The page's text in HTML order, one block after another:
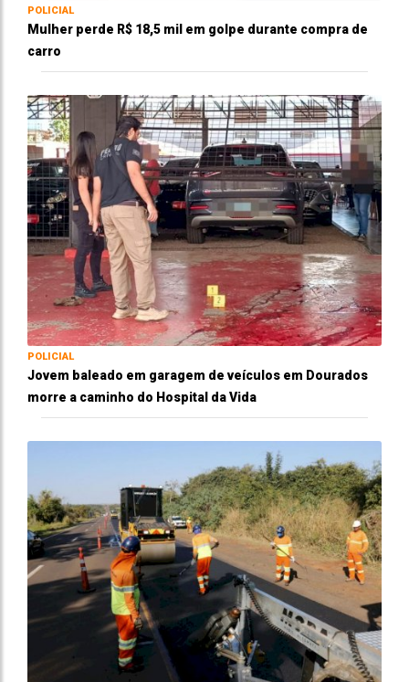
POLICIAL
Mulher perde R$ 18,5 mil em golpe durante compra de
carro
POLICIAL
Jovem baleado em garagem de veículos em Dourados
morre a caminho do Hospital da Vida